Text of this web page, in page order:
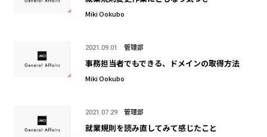
Miki Ookubo
2021.09.01 管理部
事務担当者でもできる、ドメインの取得方法
Miki Ookubo
2021.07.29 管理部
就業規則を読み直してみて感じたこと